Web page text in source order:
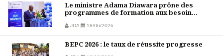
Le ministre Adama Diawara prône des
programmes de formation aux besoin...
JDA 18/06/2026
BEPC 2026 : le taux de réussite progresse